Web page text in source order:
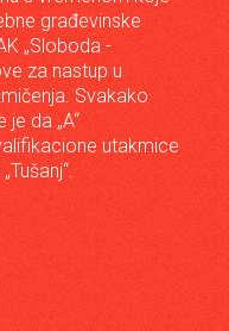
građevinske
„Sloboda -
za nastup u
Svakako
da „A“
utakmice